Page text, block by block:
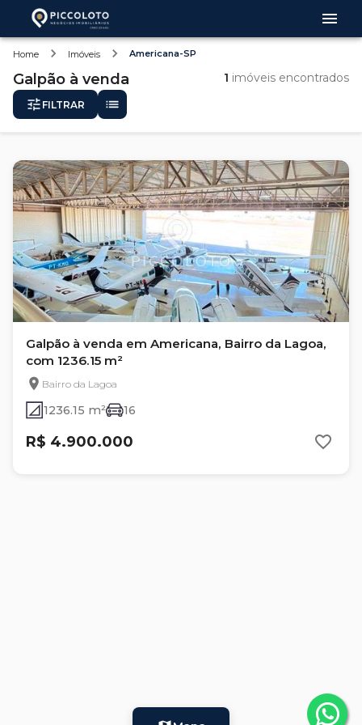
Home Imóveis Americana-SP
Galpão à venda 1 imóveis encontrados
FILTRAR
Galpão à venda em Americana, Bairro da Lagoa,
com 1236.15 m²
Bairro da Lagoa
1236.15 m² 16
R$ 4.900.000